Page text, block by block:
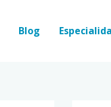
Blog